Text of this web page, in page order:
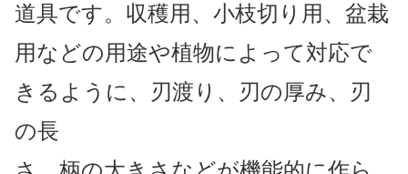
道具です。収穫用、 小枝切り用、盆栽
用などの用途や植物によって対応で
きるように、刃渡り、刃の厚み、刃
の長